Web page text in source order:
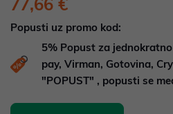
77,66 €
Popusti uz promo kod:
5% Popust za
pay, Virman, Gotovina,
"POPUST" , popusti se